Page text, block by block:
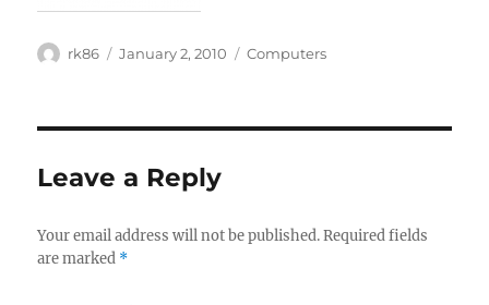
Author
rk86
Posted
January 2, 2010 Categories
Computers
Leave a Reply
Your email address will not be published. Required fields
are marked *